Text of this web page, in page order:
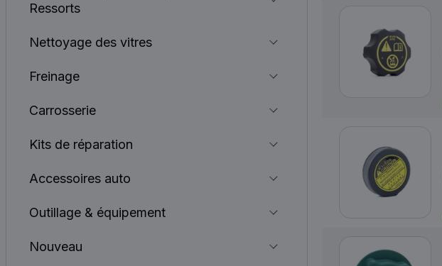
Ressorts
Nettoyage des vitres
Freinage
Carrosserie
Kits de réparation
Accessoires auto
Outillage & équipement
Nouveau